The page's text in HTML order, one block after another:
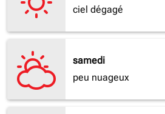
ciel dégagé
samedi
peu nuageux